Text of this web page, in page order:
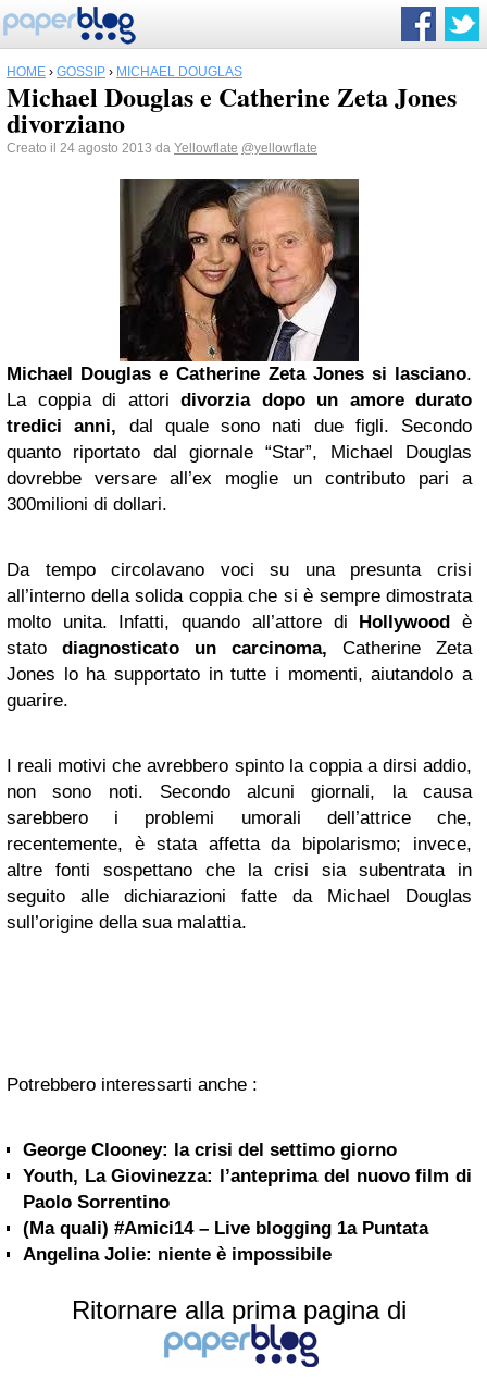
HOME › GOSSIP › MICHAEL DOUGLAS
Michael Douglas e Catherine Zeta Jones
divorziano
Creato il 24 agosto 2013 da Yellowflate @yellowflate
Michael Douglas e Catherine Zeta Jones si lasciano.
La coppia di attori divorzia dopo un amore durato
tredici anni, dal quale sono nati due figli. Secondo
quanto riportato dal giornale “Star”, Michael Douglas
dovrebbe versare all’ex moglie un contributo pari a
300milioni di dollari.
Da tempo circolavano voci su una presunta crisi
all’interno della solida coppia che si è sempre dimostrata
molto unita. Infatti, quando all’attore di Hollywood è
stato diagnosticato un carcinoma, Catherine Zeta
Jones lo ha supportato in tutte i momenti, aiutandolo a
guarire.
I reali motivi che avrebbero spinto la coppia a dirsi addio,
non sono noti. Secondo alcuni giornali, la causa
sarebbero i problemi umorali dell’attrice che,
recentemente, è stata affetta da bipolarismo; invece,
altre fonti sospettano che la crisi sia subentrata in
seguito alle dichiarazioni fatte da Michael Douglas
sull’origine della sua malattia.
Potrebbero interessarti anche :
George Clooney: la crisi del settimo giorno
Youth, La Giovinezza: l’anteprima del nuovo film di
Paolo Sorrentino
(Ma quali) #Amici14 – Live blogging 1a Puntata
Angelina Jolie: niente è impossibile
Ritornare alla prima pagina di